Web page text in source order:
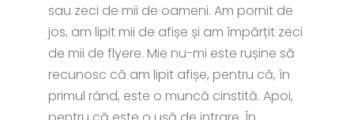
sau zeci de mii de oameni. Am pornit de
jos, am lipit mii de afișe și am împărțit zeci
de mii de flyere. Mie nu-mi este rușine să
recunosc că am lipit afișe, pentru că, în
primul rând, este o muncă cinstită. Apoi,